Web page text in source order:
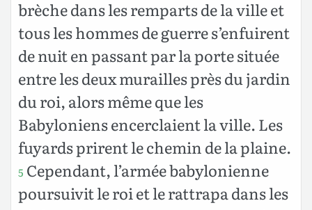
brèche dans les remparts de la ville et
tous les hommes de guerre s’enfuirent
de nuit en passant par la porte située
entre les deux murailles près du jardin
du roi, alors même que les
Babyloniens encerclaient la ville. Les
fuyards prirent le chemin de la plaine.
5 Cependant, l’armée babylonienne
poursuivit le roi et le rattrapa dans les